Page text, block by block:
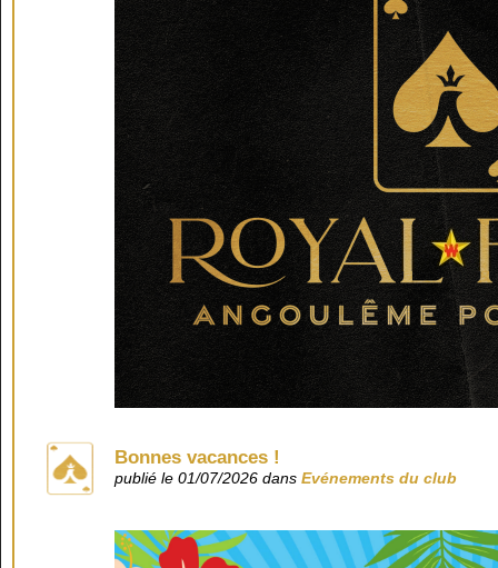
Bonnes vacances !
publié le 01/07/2026 dans Evénements du club